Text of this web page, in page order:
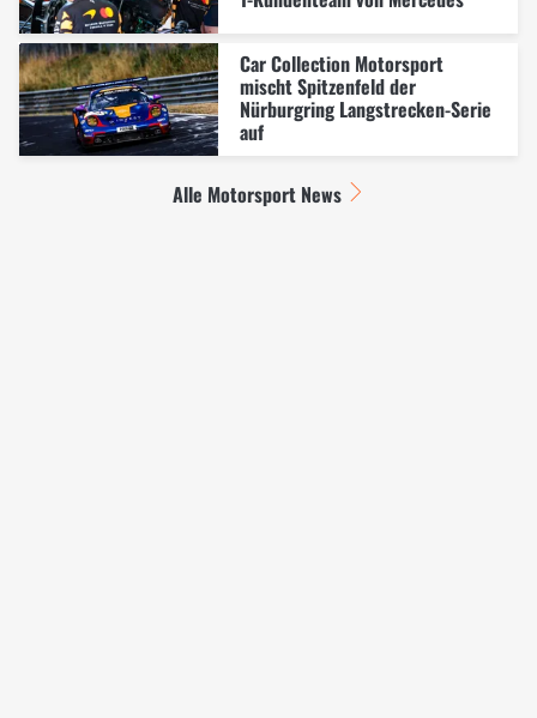
Car Collection Motorsport
mischt Spitzenfeld der
Nürburgring Langstrecken-Serie
auf
Alle Motorsport News